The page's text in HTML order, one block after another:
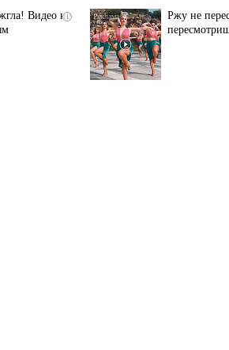
i
Видео не
Ржу не